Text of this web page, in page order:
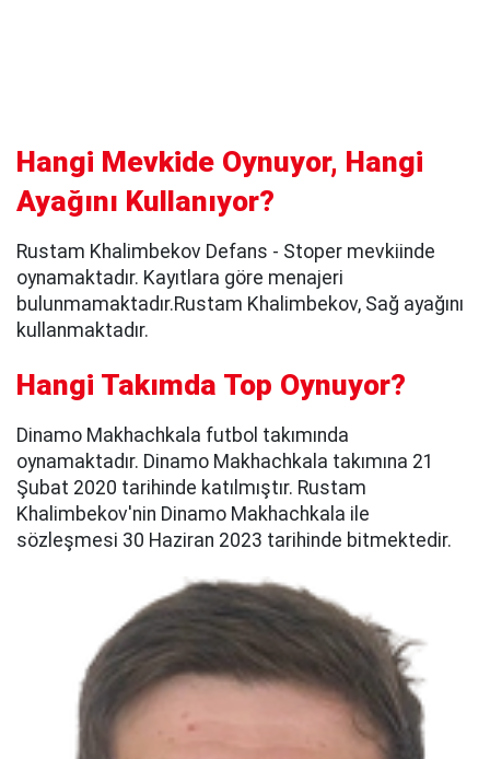
Hangi Mevkide Oynuyor, Hangi
Ayağını Kullanıyor?
Rustam Khalimbekov Defans - Stoper mevkiinde
oynamaktadır. Kayıtlara göre menajeri
bulunmamaktadır.Rustam Khalimbekov, Sağ ayağını
kullanmaktadır.
Hangi Takımda Top Oynuyor?
Dinamo Makhachkala futbol takımında
oynamaktadır. Dinamo Makhachkala takımına 21
Şubat 2020 tarihinde katılmıştır. Rustam
Khalimbekov'nin Dinamo Makhachkala ile
sözleşmesi 30 Haziran 2023 tarihinde bitmektedir.